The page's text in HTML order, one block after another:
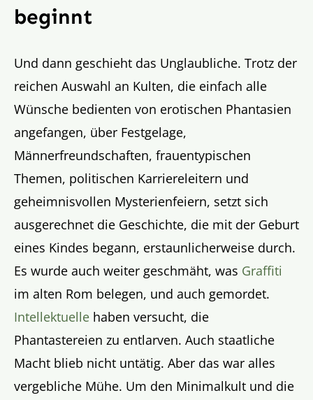
beginnt
Und dann geschieht das Unglaubliche. Trotz der
reichen Auswahl an Kulten, die einfach alle
Wünsche bedienten von erotischen Phantasien
angefangen, über Festgelage,
Männerfreundschaften, frauentypischen
Themen, politischen Karriereleitern und
geheimnisvollen Mysterienfeiern, setzt sich
ausgerechnet die Geschichte, die mit der Geburt
eines Kindes begann, erstaunlicherweise durch.
Es wurde auch weiter geschmäht, was Graffiti
im alten Rom belegen, und auch gemordet.
Intellektuelle haben versucht, die
Phantastereien zu entlarven. Auch staatliche
Macht blieb nicht untätig. Aber das war alles
vergebliche Mühe. Um den Minimalkult und die